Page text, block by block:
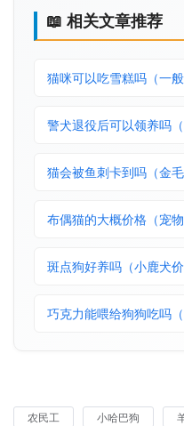
📖 相关文章推荐
猫咪可以吃雪糕吗（一
警犬退役后可以领养吗（
猫会被鱼刺卡到吗（金毛
布偶猫的大概价格（宠
斑点狗好养吗（小鹿犬价
巧克力能喂给狗狗吃吗
农民工 小哈巴狗